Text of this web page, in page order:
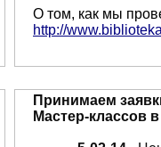
О том, как мы
http://
Принимаем
Мастер-классов